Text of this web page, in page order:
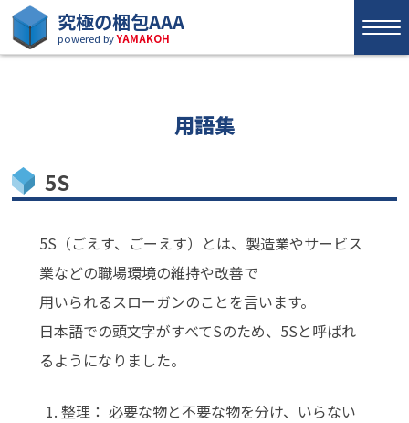
究極の梱包AAA
powered byYAMAKOH
用語集
5S
5S（ごえす、ごーえす）とは、製造業やサービス
業などの職場環境の維持や改善で
用いられるスローガンのことを言います。
日本語での頭文字がすべてSのため、5Sと呼ばれ
るようになりました。
整理： 必要な物と不要な物を分け、いらない